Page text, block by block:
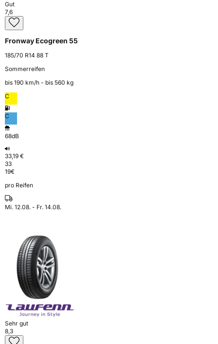
Gut
7,6
Fronway Ecogreen 55
185/70 R14 88 T
Sommerreifen
bis 190 km⁠/⁠h - bis 560 kg
C
C
68dB
33,19 €
33
19€
pro Reifen
Mi. 12.08. - Fr. 14.08.
Sehr gut
8,3